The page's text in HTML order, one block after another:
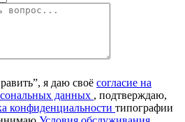
я даю своё согласие на
данных , подтверждаю,
конфиденциальности типографии